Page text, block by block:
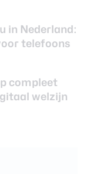
in Nederland:
telefoons
compleet
welzijn